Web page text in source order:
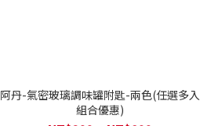
阿丹-氣密玻璃調味罐附匙-兩色(任選多入
組合優惠)